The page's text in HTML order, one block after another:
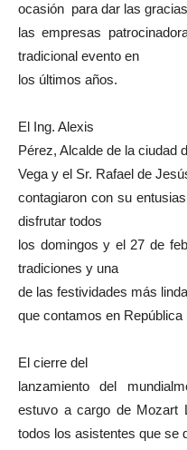
ocasión para dar las
las empresas
tradicional evento en
los últimos años.
El Ing. Alexis
Pérez, Alcalde de la ciudad
Vega y el Sr. Rafael de
contagiaron con su
disfrutar todos
los domingos y el 27 de
tradiciones y una
de las festividades más
que contamos en
El cierre del
lanzamiento del
estuvo a cargo de
todos los asistentes que se